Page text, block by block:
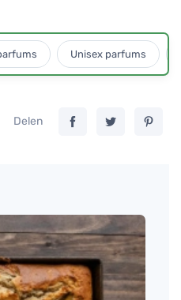
Unisex parfums
Delen